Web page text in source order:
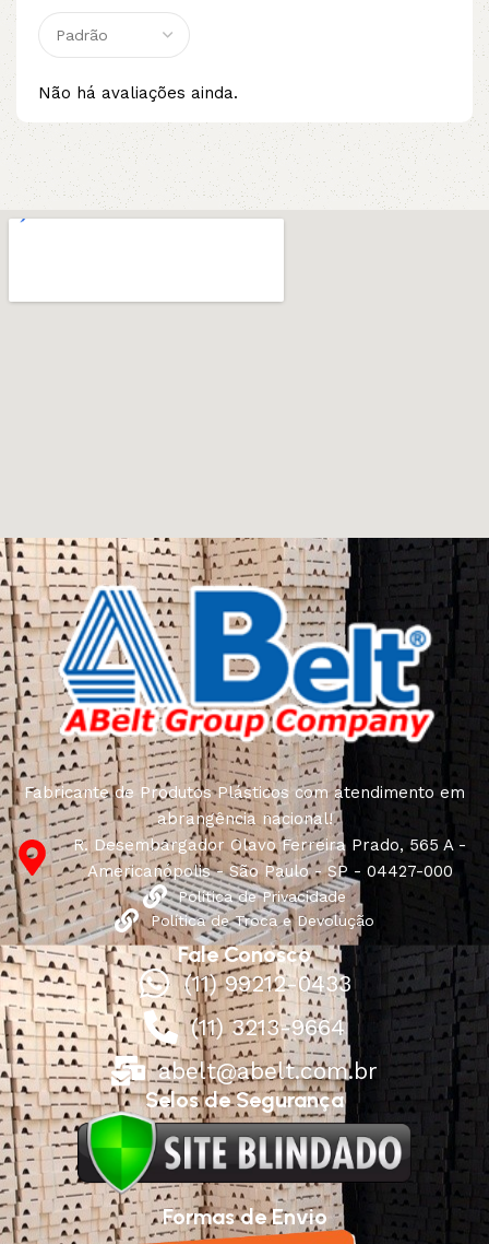
Não há avaliações ainda.
Fabricante de Produtos Plásticos com atendimento em
abrangência nacional!
R. Desembargador Olavo Ferreira Prado, 565 A -
Americanópolis - São Paulo - SP - 04427-000
Política de Privacidade
Política de Troca e Devolução
Fale Conosco
(11) 99212-0433
(11) 3213-9664
abelt@abelt.com.br
Selos de Segurança
Formas de Envio